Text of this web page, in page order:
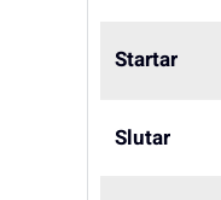
Startar
Slutar